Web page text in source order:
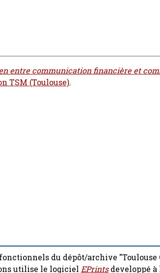
entre communication financière et
TSM (Toulouse).
du dépôt/archive
utilise le logiciel EPrintsdeveloppé à